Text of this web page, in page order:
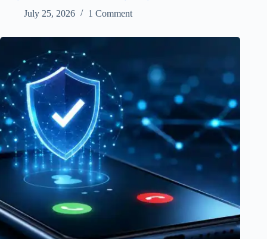
July 25, 2026
1 Comment